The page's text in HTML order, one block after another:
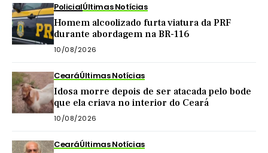
PolicialÚltimas Notícias
Homem alcoolizado furta viatura da PRF
durante abordagem na BR-116
10/08/2026
CearáÚltimas Notícias
Idosa morre depois de ser atacada pelo bode
que ela criava no interior do Ceará
10/08/2026
CearáÚltimas Notícias